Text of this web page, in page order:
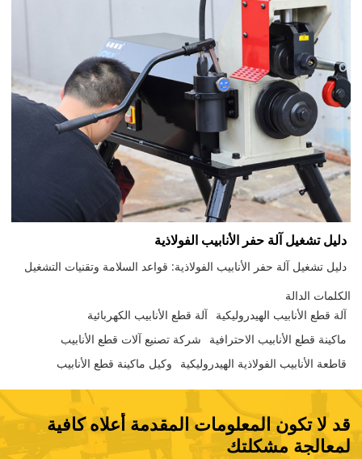
دليل تشغيل آلة حفر الأنابيب الفولاذية
دليل تشغيل آلة حفر الأنابيب الفولاذية: قواعد السلامة وتقنيات التشغيل
الكلمات الدالة
آلة قطع الأنابيب الهيدروليكية
آلة قطع الأنابيب الكهربائية
ماكينة قطع الأنابيب الاحترافية
شركة تصنيع آلات قطع الأنابيب
قاطعة الأنابيب الفولاذية الهيدروليكية
وكيل ماكينة قطع الأنابيب
قد لا تكون المعلومات المقدمة أعلاه كافية
لمعالجة مشكلتك